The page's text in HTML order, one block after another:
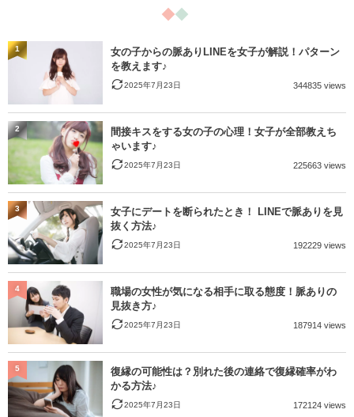
女の子からの脈ありLINEを女子が解説！パターン
を教えます♪
2025年7月23日 344835 views
1
間接キスをする女の子の心理！女子が全部教えち
ゃいます♪
2025年7月23日 225663 views
2
女子にデートを断られたとき！ LINEで脈ありを見
抜く方法♪
2025年7月23日 192229 views
3
職場の女性が気になる相手に取る態度！脈ありの
見抜き方♪
2025年7月23日 187914 views
4
復縁の可能性は？別れた後の連絡で復縁確率がわ
かる方法♪
2025年7月23日 172124 views
5